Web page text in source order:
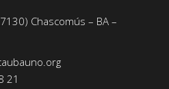
Chascomús – BA –
21